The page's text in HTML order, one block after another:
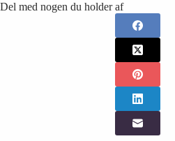
Del med nogen du holder af